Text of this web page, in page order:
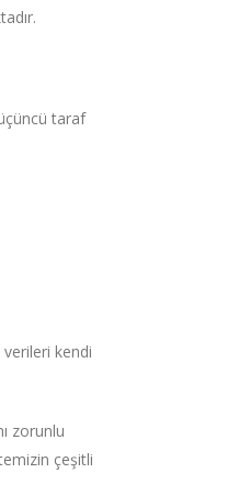
taraf
verileri kendi
zorunlu
çeşitli